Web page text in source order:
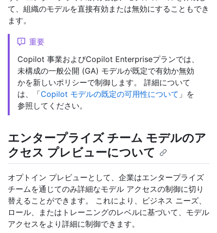
て、組織のモデルを直接有効または無効にすることもでき
ます。
重要
Copilot 事業およびCopilot Enterpriseプランでは、
未構成の一般公開 (GA) モデルが既定で有効か無効
かを新しいポリシーで制御します。 詳細について
は、「Copilot モデルの既定の可用性について 」を
参照してください。
エンタープライズ チーム モデルのア
クセス プレビューについて
オプトイン プレビューとして、企業はエンタープライズ
チームを通じてのみ詳細なモデル アクセスの制御に切り
替えることができます。 これにより、ビジネス ニーズ、
ロール、またはトレーニングのレベルに基づいて、モデル
アクセスをより詳細に制御できます。